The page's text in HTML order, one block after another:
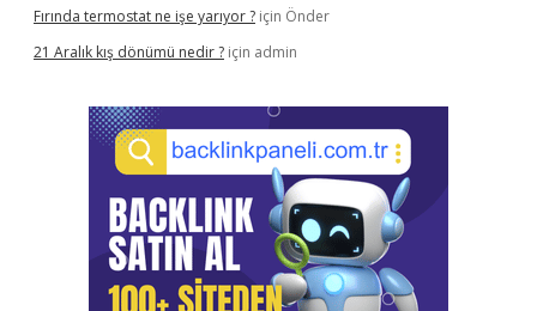
Fırında termostat ne işe yarıyor ? için Önder
21 Aralık kış dönümü nedir ? için admin